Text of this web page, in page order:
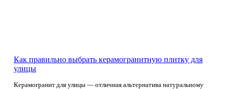
Как правильно выбрать керамогранитную плитку для
улицы
Керамогранит для улицы — отличная альтернатива натуральному